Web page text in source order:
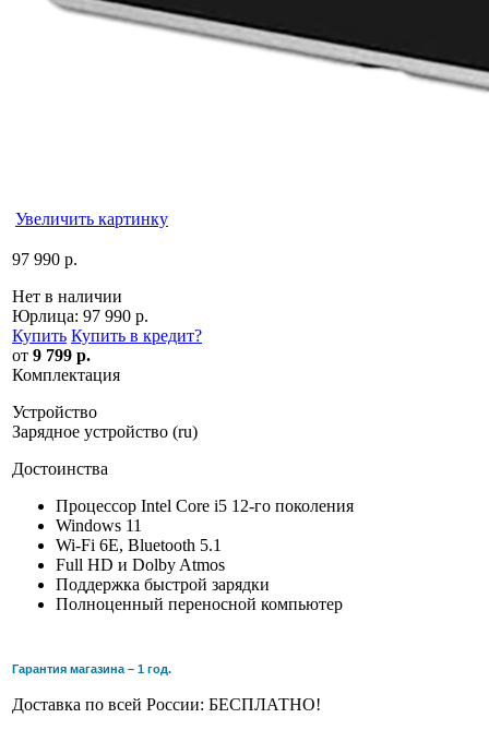
Увеличить картинку
97 990 р.
Нет в наличии
Юрлица: 97 990 р.
Купить Купить в кредит?
от 9 799 р.
Комплектация
Устройство
Зарядное устройство (ru)
Достоинства
Процессор Intel Core i5 12-го поколения
Windows 11
Wi-Fi 6E, Bluetooth 5.1
Full HD и Dolby Atmos
Поддержка быстрой зарядки
Полноценный переносной компьютер
Гарантия магазина – 1 год.
Доставка по всей России: БЕСПЛАТНО!